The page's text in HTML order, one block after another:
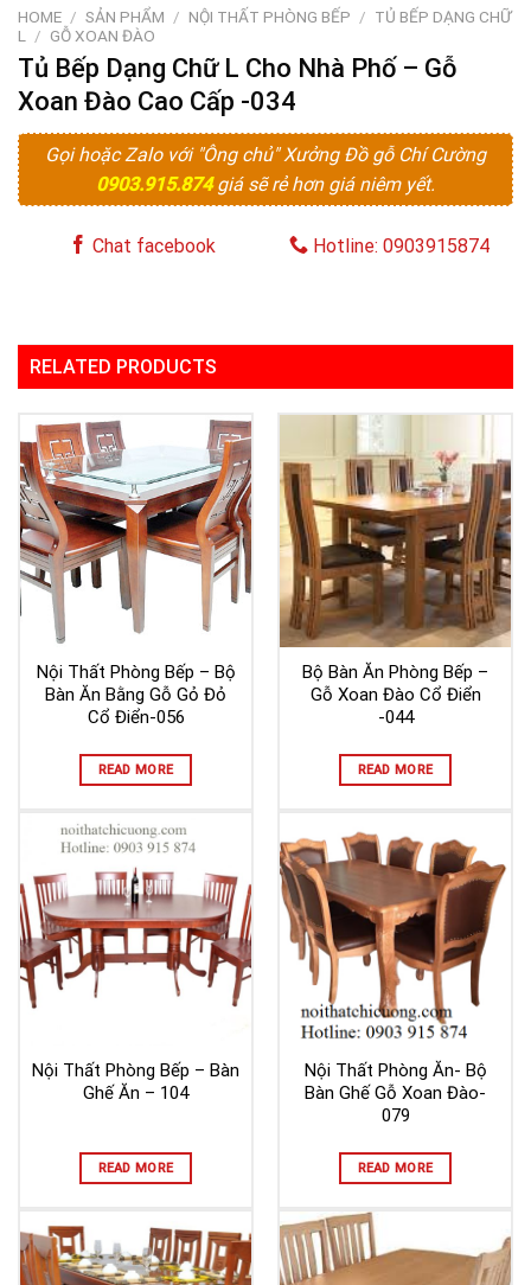
HOME / SẢN PHẨM / NỘI THẤT PHÒNG BẾP / TỦ BẾP DẠNG CHỮ
L
/ GỖ XOAN ĐÀO
Tủ Bếp Dạng Chữ L Cho Nhà Phố – Gỗ
Xoan Đào Cao Cấp -034
Gọi hoặc Zalo với "Ông chủ" Xưởng Đồ gỗ Chí Cường
0903.915.874giá sẽ rẻ hơn giá niêm yết.
Chat facebook Hotline: 0903915874
RELATED PRODUCTS
Nội Thất Phòng Bếp – Bộ
Bàn Ăn Bằng Gỗ Gỏ Đỏ
Cổ Điển-056
READ MORE
Bộ Bàn Ăn Phòng Bếp –
Gỗ Xoan Đào Cổ Điển
-044
READ MORE
Nội Thất Phòng Bếp – Bàn
Ghế Ăn – 104
READ MORE
Nội Thất Phòng Ăn- Bộ
Bàn Ghế Gỗ Xoan Đào-
079
READ MORE